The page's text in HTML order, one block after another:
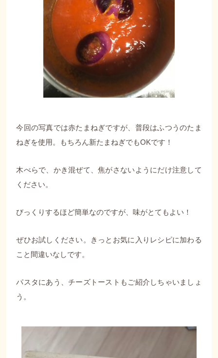
今回の写真では赤たまねぎですが、普段はふつうのたま
ねぎを使用。もちろん新たまねぎでもOKです！
木べらで、かき混ぜて、焦がさないようにだけ注意して
ください。
びっくりするほど簡単なのですが、味がとてもよい！
ぜひお試しください。きっとお気に入りレシピに加わる
こと間違いなしです。
パスタにあう、チーズトーストもご紹介しちゃいましょ
う。